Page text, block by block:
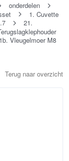
onderdelen
1. Cuvette
21.
Vleugelmoer M8
Terug naar overzicht